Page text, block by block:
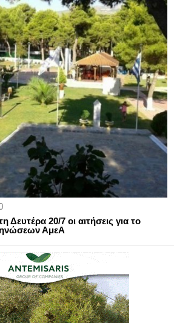
Δευτέρα 20/7 οι αιτήσεις για το
ΑμεΑ